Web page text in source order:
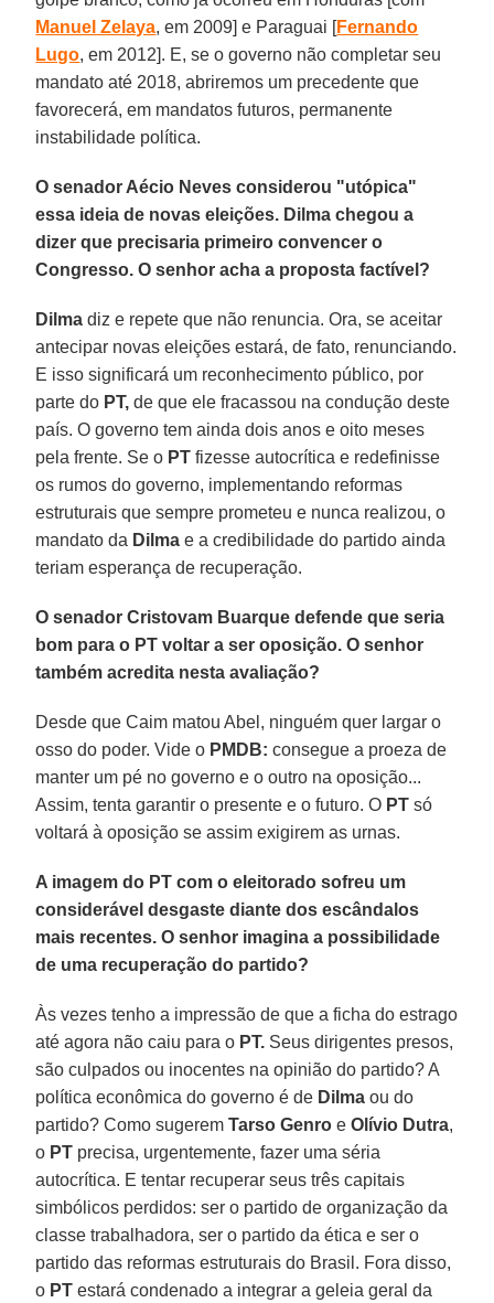
Manuel Zelaya, em 2009] e Paraguai [Fernando
Lugo, em 2012]. E, se o governo não completar seu
mandato até 2018, abriremos um precedente que
favorecerá, em mandatos futuros, permanente
instabilidade política.
O senador Aécio Neves considerou "utópica"
essa ideia de novas eleições. Dilma chegou a
dizer que precisaria primeiro convencer o
Congresso. O senhor acha a proposta factível?
Dilma diz e repete que não renuncia. Ora, se aceitar
antecipar novas eleições estará, de fato, renunciando.
E isso significará um reconhecimento público, por
parte do PT, de que ele fracassou na condução deste
país. O governo tem ainda dois anos e oito meses
pela frente. Se o PT fizesse autocrítica e redefinisse
os rumos do governo, implementando reformas
estruturais que sempre prometeu e nunca realizou, o
mandato da Dilma e a credibilidade do partido ainda
teriam esperança de recuperação.
O senador Cristovam Buarque defende que seria
bom para o PT voltar a ser oposição. O senhor
também acredita nesta avaliação?
Desde que Caim matou Abel, ninguém quer largar o
osso do poder. Vide o PMDB: consegue a proeza de
manter um pé no governo e o outro na oposição...
Assim, tenta garantir o presente e o futuro. O PT só
voltará à oposição se assim exigirem as urnas.
A imagem do PT com o eleitorado sofreu um
considerável desgaste diante dos escândalos
mais recentes. O senhor imagina a possibilidade
de uma recuperação do partido?
Às vezes tenho a impressão de que a ficha do estrago
até agora não caiu para o PT. Seus dirigentes presos,
são culpados ou inocentes na opinião do partido? A
política econômica do governo é de Dilma ou do
partido? Como sugeremTarso Genro eOlívio Dutra,
o PT precisa, urgentemente, fazer uma séria
autocrítica. E tentar recuperar seus três capitais
simbólicos perdidos: ser o partido de organização da
classe trabalhadora, ser o partido da ética e ser o
partido das reformas estruturais do Brasil. Fora disso,
o PT estará condenado a integrar a geleia geral da